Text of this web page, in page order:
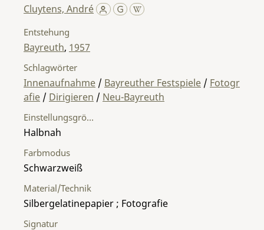
Cluytens, André
Entstehung
Bayreuth, 1957
Material/Technik
Silbergelatinepapier ; Fotografie
Einstellungsgröße
Halbnah
Farbmodus
Schwarzweiß
Signatur
Schlagwörter
Innenaufnahme / Bayreuther Festspiele / Fotogr
afie / Dirigieren / Neu-Bayreuth